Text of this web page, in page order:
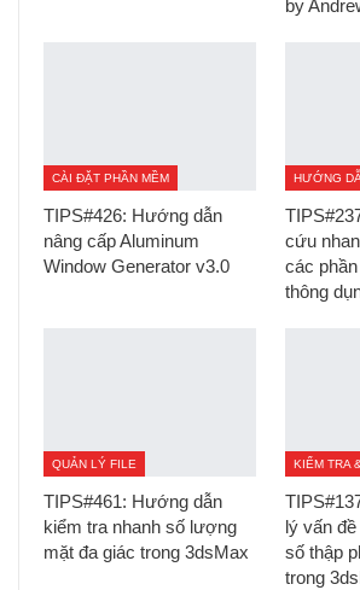
by
CÀI ĐẶT PHẦN MỀM
TIPS#426: Hướng dẫn
nâng cấp Aluminum
Window Generator v3.0
HƯỚNG
cứu
các
thông
QUẢN LÝ FILE
TIPS#461: Hướng dẫn
kiểm tra nhanh số lượng
mặt đa giác trong 3dsMax
KIỂM TRA
lý vấn
số thập
trong